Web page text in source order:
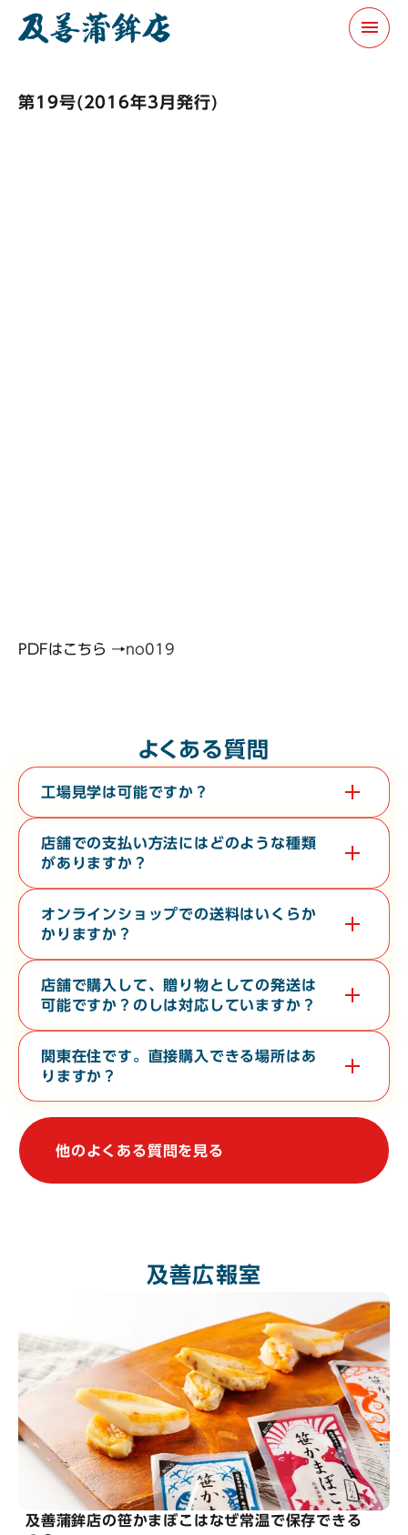
menu
第19号(2016年3月発行)
PDFはこちら →no019
よくある質問
工場見学は可能ですか？
はい。教育旅行や経済団体等、団体様の工場見学も承っておりま
す。無料で３０分から６０分程度の時間で承っております。希望
日の１０日前までに電話またはお問い合わせフォームよりご連絡
ください。
店舗での支払い方法にはどのような種類
がありますか？
現金・各クレジットカード・各種電子マネー・バーコード決済が
対応しております。
オンラインショップでの送料はいくらか
かりますか？
お届け先の地域や、常温便・冷蔵便・冷凍便などの温度帯によっ
て異なります。オンラインショップの ご利用ガイドをご確認くだ
さい。
店舗で購入して、贈り物としての発送は
可能ですか？のしは対応していますか？
店舗からの地方発送（クロネコヤマト便）、熨斗（のし）の対応
も行なっております。
関東在住です。直接購入できる場所はあ
りますか？
関東地方で常時販売している店舗はございませんが、不定期で上
野駅や大宮駅での物産展に出店しております。催事等の情報は、
他のよくある質問を見る
及善広報室
及善蒲鉾店の笹かまぼこはなぜ常温で保存できる